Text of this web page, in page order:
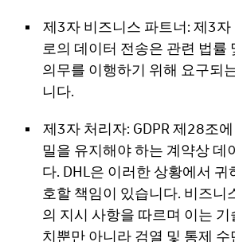
제3자 비즈니스 파트너: 제3자
로의 데이터 전송은 관련 법률
의무를 이행하기 위해 요구되
니다.
제3자 처리자: GDPR 제28조
밀을 유지해야 하는 계약상 데
다. DHL은 이러한 상황에서 귀
호할 책임이 있습니다. 비즈니
의 지시 사항을 따르며 이는
치뿐만 아니라 검열 및 통제 수